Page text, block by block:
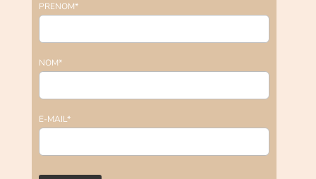
PRENOM*
NOM*
E-MAIL*